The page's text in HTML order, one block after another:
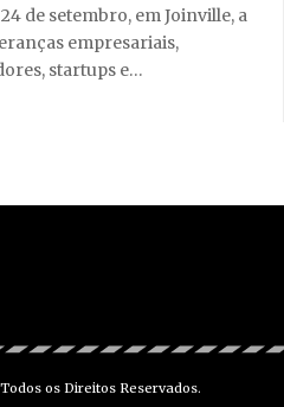
de setembro, em Joinville, a
empresariais,
startups e…
os Direitos Reservados.